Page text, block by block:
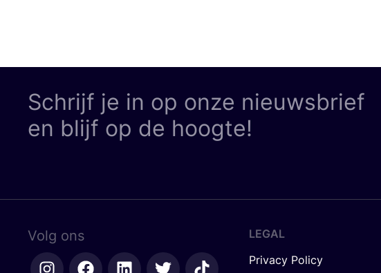
Schrijf je in op onze nieuwsbrief
en blijf op de hoogte!
Volg ons
LEGAL
Privacy Policy